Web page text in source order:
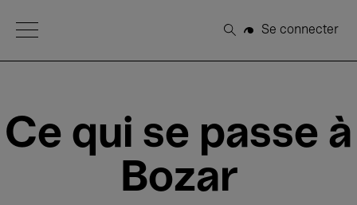
Open Menu
Rechercher
Se connecter
Ce qui se passe à
Bozar